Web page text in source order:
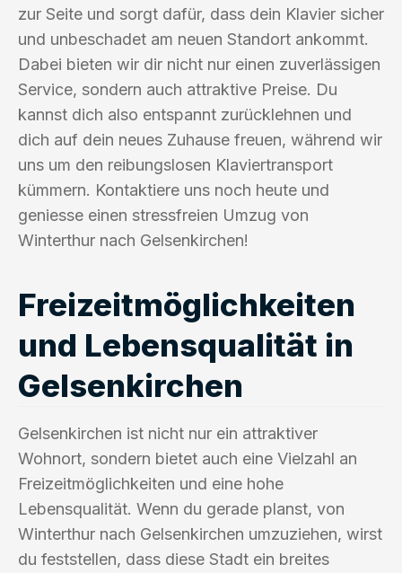
zur Seite und sorgt dafür, dass dein Klavier sicher
und unbeschadet am neuen Standort ankommt.
Dabei bieten wir dir nicht nur einen zuverlässigen
Service, sondern auch attraktive Preise. Du
kannst dich also entspannt zurücklehnen und
dich auf dein neues Zuhause freuen, während wir
uns um den reibungslosen Klaviertransport
kümmern. Kontaktiere uns noch heute und
geniesse einen stressfreien Umzug von
Winterthur nach Gelsenkirchen!
Freizeitmöglichkeiten
und Lebensqualität in
Gelsenkirchen
Gelsenkirchen ist nicht nur ein attraktiver
Wohnort, sondern bietet auch eine Vielzahl an
Freizeitmöglichkeiten und eine hohe
Lebensqualität. Wenn du gerade planst, von
Winterthur nach Gelsenkirchen umzuziehen, wirst
du feststellen, dass diese Stadt ein breites